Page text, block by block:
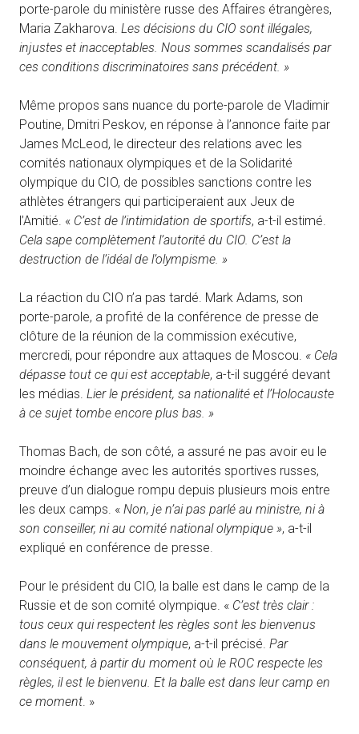
porte-parole du ministère russe des Affaires étrangères,
Maria Zakharova. Les décisions du CIO sont illégales,
injustes et inacceptables. Nous sommes scandalisés par
ces conditions discriminatoires sans précédent. »
Même propos sans nuance du porte-parole de Vladimir
Poutine, Dmitri Peskov, en réponse à l’annonce faite par
James McLeod, le directeur des relations avec les
comités nationaux olympiques et de la Solidarité
olympique du CIO, de possibles sanctions contre les
athlètes étrangers qui participeraient aux Jeux de
l’Amitié. « C’est de l’intimidation de sportifs, a-t-il estimé.
Cela sape complètement l’autorité du CIO. C’est la
destruction de l’idéal de l’olympisme. »
La réaction du CIO n’a pas tardé. Mark Adams, son
porte-parole, a profité de la conférence de presse de
clôture de la réunion de la commission exécutive,
mercredi, pour répondre aux attaques de Moscou. « Cela
dépasse tout ce qui est acceptable, a-t-il suggéré devant
les médias. Lier le président, sa nationalité et l’Holocauste
à ce sujet tombe encore plus bas. »
Thomas Bach, de son côté, a assuré ne pas avoir eu le
moindre échange avec les autorités sportives russes,
preuve d’un dialogue rompu depuis plusieurs mois entre
les deux camps. « Non, je n’ai pas parlé au ministre, ni à
son conseiller, ni au comité national olympique », a-t-il
expliqué en conférence de presse.
Pour le président du CIO, la balle est dans le camp de la
Russie et de son comité olympique. « C’est très clair :
tous ceux qui respectent les règles sont les bienvenus
dans le mouvement olympique, a-t-il précisé. Par
conséquent, à partir du moment où le ROC respecte les
règles, il est le bienvenu. Et la balle est dans leur camp en
ce moment. »